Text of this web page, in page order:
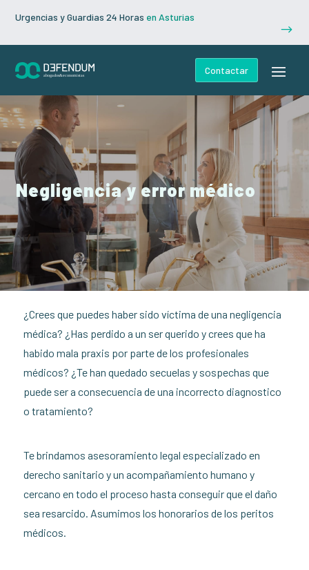
Urgencias y Guardias 24 Horas en Asturias
$
Contactar
Negligencia y error médico
¿Crees que puedes haber sido víctima de una negligencia
médica? ¿Has perdido a un ser querido y crees que ha
habido mala praxis por parte de los profesionales
médicos? ¿Te han quedado secuelas y sospechas que
puede ser a consecuencia de una incorrecto diagnostico
o tratamiento?
Te brindamos asesoramiento legal especializado en
derecho sanitario y un acompañamiento humano y
cercano en todo el proceso hasta conseguir que el daño
sea resarcido. Asumimos los honorarios de los peritos
médicos.